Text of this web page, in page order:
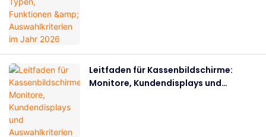
Leitfaden für Kassenbildschirme:
Monitore, Kundendisplays und